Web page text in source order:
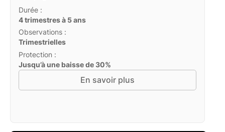
Durée :
4 trimestres à 5 ans
Observations :
Trimestrielles
Protection :
Jusqu’à une baisse de 30%
En savoir plus